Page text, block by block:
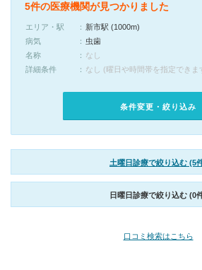
5件の医療機関が見つかりました
エリア・駅
新市駅 (1000m)
病気
虫歯
名称
なし
詳細条件
なし (曜日や時間帯を指定できま
条件変更・絞り込み
土曜日診療で絞り込む (5
日曜日診療で絞り込む (0
口コミ検索はこちら